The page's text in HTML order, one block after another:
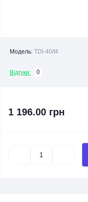
Модель: TDI-40/t4
Відгуки: 0
1 196.00 грн